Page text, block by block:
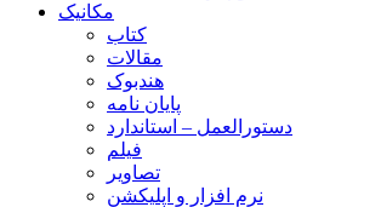
مکانیک
کتاب
مقالات
هندبوک
پایان نامه
دستورالعمل – استاندارد
فیلم
تصاویر
نرم افزار و اپلیکشن